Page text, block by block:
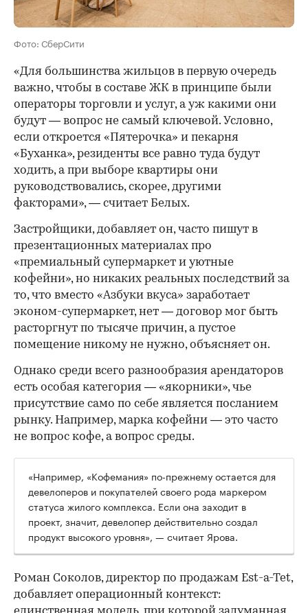
Фото: СберСити
«Для большинства жильцов в первую очередь
важно, чтобы в составе ЖК в принципе были
операторы торговли и услуг, а уж какими они
будут — вопрос не самый ключевой. Условно,
если откроется «Пятерочка» и пекарня
«Буханка», резиденты все равно туда будут
ходить, а при выборе квартиры они
руководствовались, скорее, другими
факторами», — считает Белых.
Застройщики, добавляет он, часто пишут в
презентационных материалах про
«премиальный супермаркет и уютные
кофейни», но никаких реальных последствий за
то, что вместо «Азбуки вкуса» заработает
эконом-супермаркет, нет — договор мог быть
расторгнут по тысяче причин, а пустое
помещение никому не нужно, объясняет он.
Однако среди всего разнообразия арендаторов
есть особая категория — «якорники», чье
присутствие само по себе является посланием
рынку. Например, марка кофейни — это часто
не вопрос кофе, а вопрос среды.
«Например, «Кофемания» по-прежнему остается для
девелоперов и покупателей своего рода маркером
статуса жилого комплекса. Если она заходит в
проект, значит, девелопер действительно создал
продукт высокого уровня», — считает Ярова.
Роман Соколов, директор по продажам Est-a-Tet,
добавляет операционный контекст: